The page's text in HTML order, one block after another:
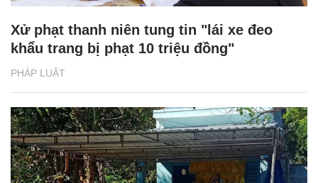
PHÁP LUẬT
Xử phạt thanh niên tung tin "lái xe đeo
khẩu trang bị phạt 10 triệu đồng"